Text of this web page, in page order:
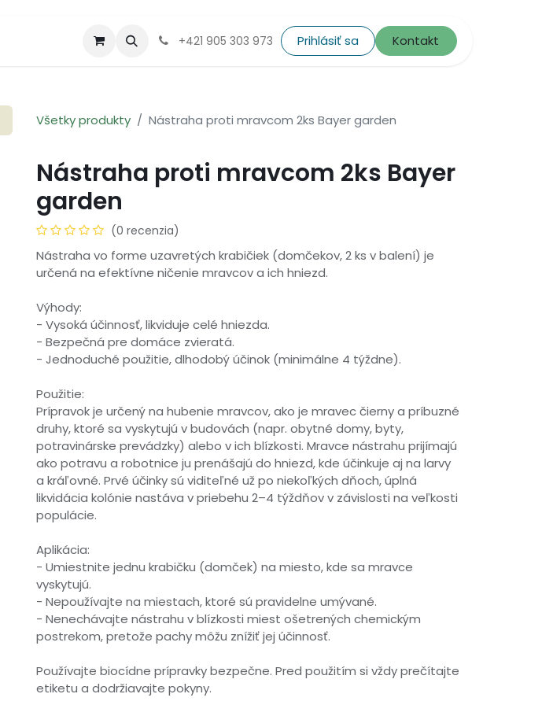
+421 905 303 973 Prihlásiť sa Kontakt
Všetky produkty Nástraha proti mravcom 2ks Bayer garden
Nástraha proti mravcom 2ks Bayer
garden
(0 recenzia)
Nástraha vo forme uzavretých krabičiek (domčekov, 2 ks v balení) je
určená na efektívne ničenie mravcov a ich hniezd.
Výhody:
- Vysoká účinnosť, likviduje celé hniezda.
- Bezpečná pre domáce zvieratá.
- Jednoduché použitie, dlhodobý účinok (minimálne 4 týždne).
Použitie:
Prípravok je určený na hubenie mravcov, ako je mravec čierny a príbuzné
druhy, ktoré sa vyskytujú v budovách (napr. obytné domy, byty,
potravinárske prevádzky) alebo v ich blízkosti. Mravce nástrahu prijímajú
ako potravu a robotnice ju prenášajú do hniezd, kde účinkuje aj na larvy
a kráľovné. Prvé účinky sú viditeľné už po niekoľkých dňoch, úplná
likvidácia kolónie nastáva v priebehu 2–4 týždňov v závislosti na veľkosti
populácie.
Aplikácia:
- Umiestnite jednu krabičku (domček) na miesto, kde sa mravce
vyskytujú.
- Nepoužívajte na miestach, ktoré sú pravidelne umývané.
- Nenechávajte nástrahu v blízkosti miest ošetrených chemickým
postrekom, pretože pachy môžu znížiť jej účinnosť.
Používajte biocídne prípravky bezpečne. Pred použitím si vždy prečítajte
etiketu a dodržiavajte pokyny.